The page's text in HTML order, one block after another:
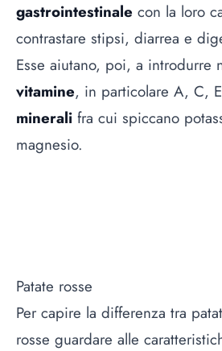
gastrointestinale con la loro
contrastare stipsi, diarrea e
Esse aiutano, poi, a introdurre
vitamine, in particolare A, C,
minerali fra cui spiccano
magnesio.
Patate rosse
Per capire la differenza tra
rosse guardare alle